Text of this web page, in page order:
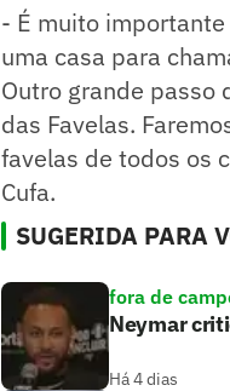
- É muito
uma casa para
Outro grande passo
das Favelas.
favelas de todos os
Cufa.
SUGERIDA PARA
fora de
Neymar
Há 4 dias